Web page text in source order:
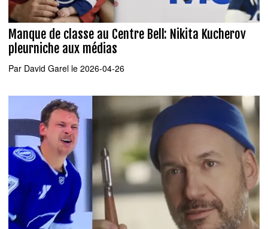
Manque de classe au Centre Bell: Nikita Kucherov
pleurniche aux médias
Par David Garel le 2026-04-26